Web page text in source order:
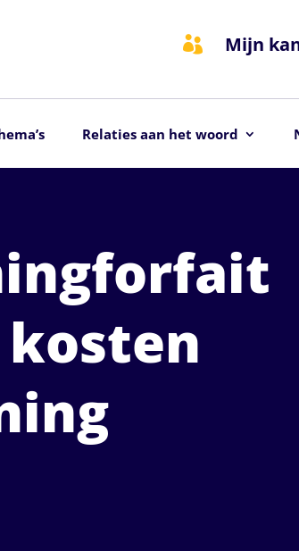
 Mijn
Relaties aan het woord